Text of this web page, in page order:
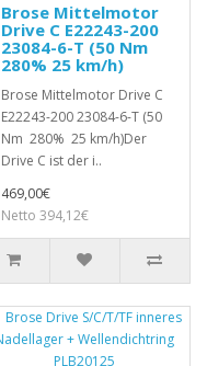
Brose Mittelmotor
Drive C E22243-200
23084-6-T (50 Nm
280% 25 km/h)
Brose Mittelmotor Drive C
E22243-200 23084-6-T (50
Nm 280% 25 km/h)Der
Drive C ist der i..
469,00€
Netto 394,12€